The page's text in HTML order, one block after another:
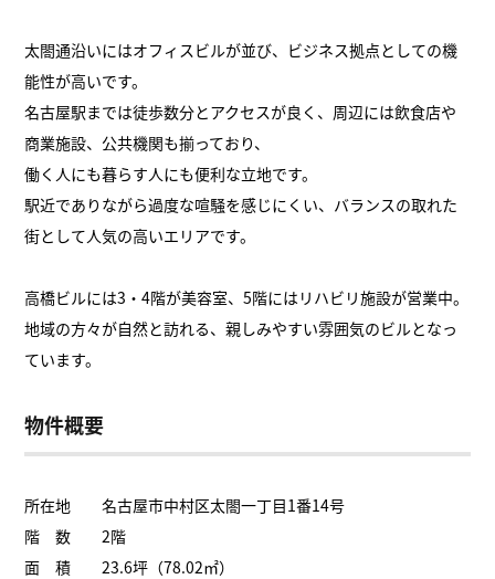
太閤通沿いにはオフィスビルが並び、ビジネス拠点としての機
能性が高いです。
名古屋駅までは徒歩数分とアクセスが良く、周辺には飲食店や
商業施設、公共機関も揃っており、
働く人にも暮らす人にも便利な立地です。
駅近でありながら過度な喧騒を感じにくい、バランスの取れた
街として人気の高いエリアです。
高橋ビルには3・4階が美容室、5階にはリハビリ施設が営業中。
地域の方々が自然と訪れる、親しみやすい雰囲気のビルとなっ
ています。
物件概要
所在地 名古屋市中村区太閤一丁目1番14号
階 数 2階
面 積 23.6坪（78.02㎡）